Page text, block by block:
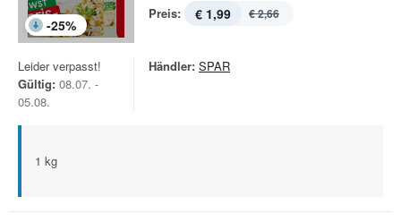
-25%
Preis: € 1,99 € 2,66
Leider verpasst!
Gültig: 08.07. -
05.08.
Händler: SPAR
1 kg